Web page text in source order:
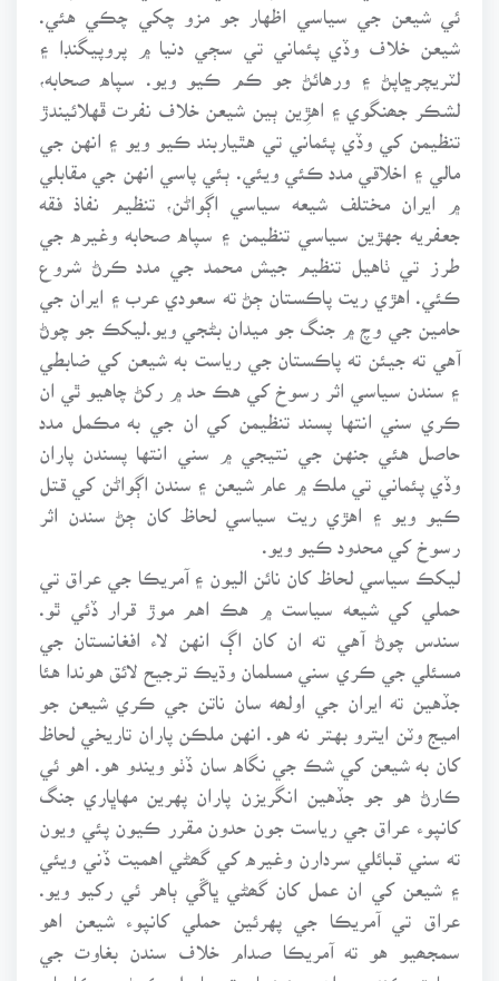
ئي شيعن جي سياسي اظهار جو مزو چکي چڪي هئي.
شيعن خلاف وڏي پئماني تي سڄي دنيا ۾ پروپيگنڊا ۽
لٽريچرڇاپڻ ۽ ورهائڻ جو ڪم ڪيو ويو. سپاه صحابه،
لشڪر جھنگوي ۽ اهڙِين ٻين شيعن خلاف نفرت ڦهلائيندڙ
تنظيمن کي وڏي پئماني تي هٿياربند ڪيو ويو ۽ انهن جي
مالي ۽ اخلاقي مدد ڪئي ويئي. ٻئي پاسي انهن جي مقابلي
۾ ايران مختلف شيعه سياسي اڳواڻن، تنظيم نفاذ فقه
جعفريه جهڙين سياسي تنظيمن ۽ سپاه صحابه وغيره جي
طرز تي ٺاهيل تنظيم جيش محمد جي مدد ڪرڻ شروع
ڪئي. اهڙي ريت پاڪستان ڄڻ ته سعودي عرب ۽ ايران جي
حامين جي وچ ۾ جنگ جو ميدان بڻجي ويو.ليکڪ جو چوڻ
آهي ته جيئن ته پاڪستان جي رياست به شيعن کي ضابطي
۽ سندن سياسي اثر رسوخ کي هڪ حد ۾ رکڻ چاهيو ٿي ان
ڪري سني انتها پسند تنظيمن کي ان جي به مڪمل مدد
حاصل هئي جنهن جي نتيجي ۾ سني انتها پسندن پاران
وڏي پئماني تي ملڪ ۾ عام شيعن ۽ سندن اڳواڻن کي قتل
ڪيو ويو ۽ اهڙي ريت سياسي لحاظ کان ڄڻ سندن اثر
رسوخ کي محدود ڪيو ويو.
ليکڪ سياسي لحاظ کان نائن اليون ۽ آمريڪا جي عراق تي
حملي کي شيعه سياست ۾ هڪ اهم موڙ قرار ڏئي ٿو.
سندس چوڻ آهي ته ان کان اڳ انهن لاء افغانستان جي
مسئلي جي ڪري سني مسلمان وڌيڪ ترجيح لائق هوندا هئا
جڏهين ته ايران جي اولھه سان ناتن جي ڪري شيعن جو
اميج وٽن ايترو بهتر نه هو. انهن ملڪن پاران تاريخي لحاظ
کان به شيعن کي شڪ جي نگاه سان ڏٺو ويندو هو. اهو ئي
ڪارڻ هو جو جڏهين انگريزن پاران پهرين مهاڀاري جنگ
کانپوء عراق جي رياست جون حدون مقرر ڪيون پئي ويون
ته سني قبائلي سردارن وغيره کي گھڻي اهميت ڏني ويئي
۽ شيعن کي ان عمل کان گھڻي ڀاڱي ٻاهر ئي رکيو ويو.
عراق تي آمريڪا جي پهرئين حملي کانپوء شيعن اهو
سمجھيو هو ته آمريڪا صدام خلاف سندن بغاوت جي
حمايت ڪندو ۽ اهي پنهنجا حق حاصل ڪرڻ ۾ ڪامياب